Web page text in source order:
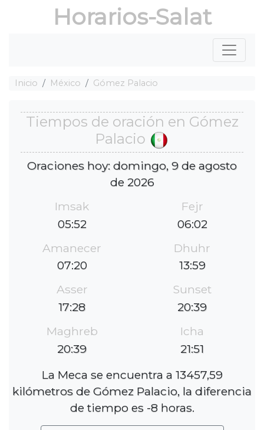
Horarios-Salat
Inicio México Gómez Palacio
Tiempos de oración en Gómez
Palacio
Oraciones hoy: domingo, 9 de agosto
de 2026
Imsak
05:52
Fejr
06:02
Amanecer
07:20
Dhuhr
13:59
Asser
17:28
Sunset
20:39
Maghreb
20:39
Icha
21:51
La Meca se encuentra a 13457,59
kilómetros de Gómez Palacio, la diferencia
de tiempo es -8 horas.